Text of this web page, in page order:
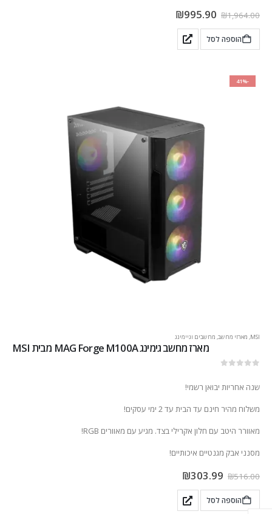
₪1,964.00
₪995.90
הוספה לסל
-41%
MSI
, מארזי מחשב, מחשבים וגיימינג
מארז מחשב גימינג MAG Forge M100A מבית MSI
שנה אחריות יבואן רשמי!
משלוח מהיר חינם עד הבית עד 2 ימי עסקים!
מאוורר היטב עם חלון אקרילי בצד. מגיע עם מאוורים RGB!
מסנני אבק מגנטיים איכותיים!
₪516.00
₪303.99
הוספה לסל